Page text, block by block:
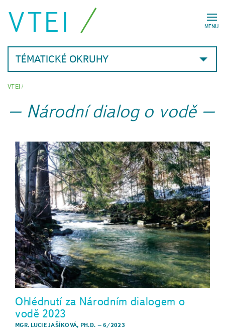
MENU
VTEI
TÉMATICKÉ OKRUHY
VTEI/
Národní dialog o vodě
Ohlédnutí za Národním dialogem o
vodě 2023
MGR. LUCIE JAŠÍKOVÁ, PH.D. –6/2023